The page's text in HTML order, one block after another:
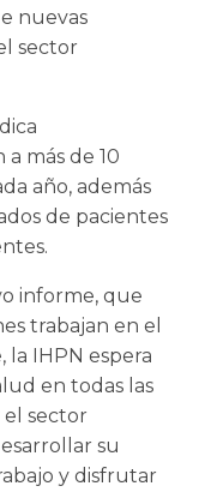
nuevas
sector
más de 10
año, además
de pacientes
informe, que
trabajan en el
IHPN espera
en todas las
el sector
su
y disfrutar